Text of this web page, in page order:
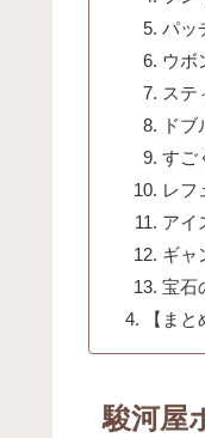
パッ
ウボ
ステ
ド
すご
レフ
アイ
ギャ
宝石
【ま
駿河屋